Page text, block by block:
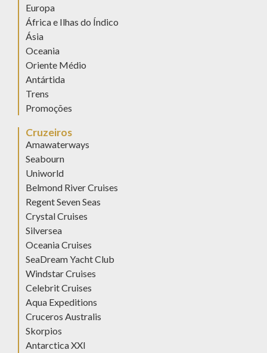
Europa
África e Ilhas do Índico
Ásia
Oceania
Oriente Médio
Antártida
Trens
Promoções
Cruzeiros
Amawaterways
Seabourn
Uniworld
Belmond River Cruises
Regent Seven Seas
Crystal Cruises
Silversea
Oceania Cruises
SeaDream Yacht Club
Windstar Cruises
Celebrit Cruises
Aqua Expeditions
Cruceros Australis
Skorpios
Antarctica XXI